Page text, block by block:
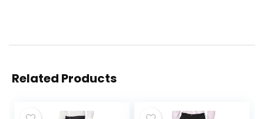
Related Products